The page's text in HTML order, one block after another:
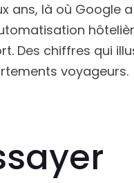
ans, là où Google a
Des chiffres qui
voyageurs.